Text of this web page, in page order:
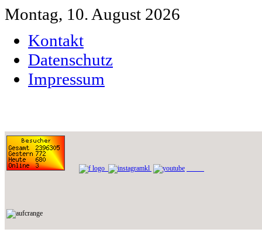
Montag, 10. August 2026
Kontakt
Datenschutz
Impressum